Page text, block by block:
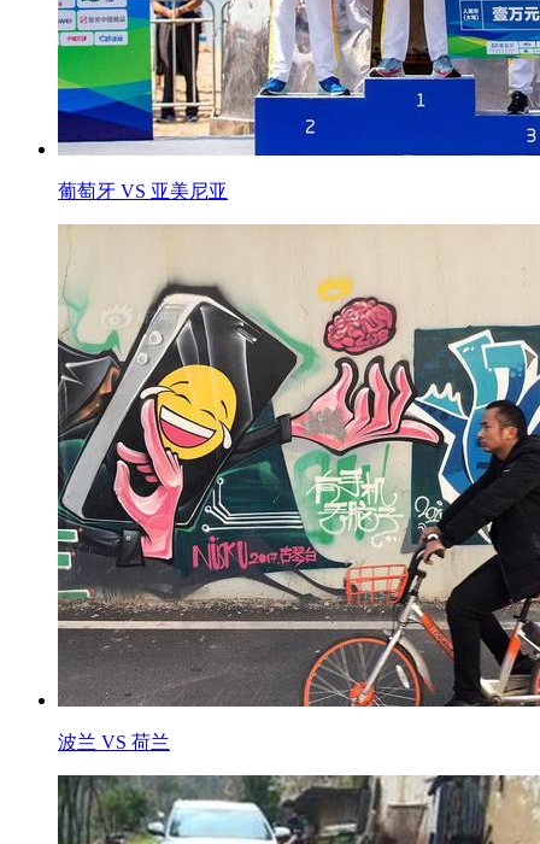
葡萄牙 VS 亚美尼亚
波兰 VS 荷兰